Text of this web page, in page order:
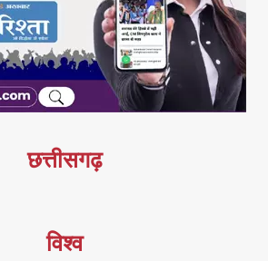
छत्तीसगढ़
विश्व